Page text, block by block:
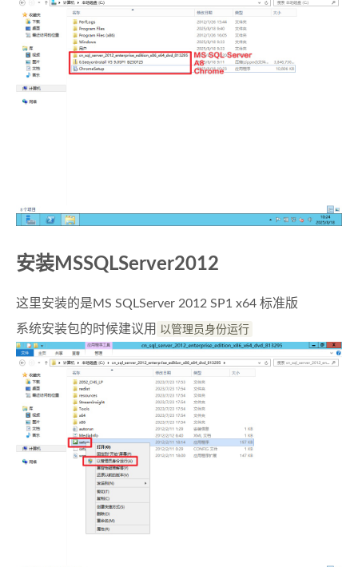
安装MSSQLServer2012
这里安装的是MS SQLServer 2012 SP1 x64 标准版
系统安装包的时候建议用 以管理员身份运行